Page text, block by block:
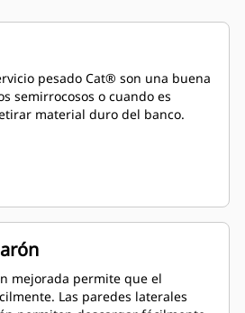
pesado Cat® son una buena
semirrocosos o cuando es
material duro del banco.
mejorada permite que el
Las paredes laterales